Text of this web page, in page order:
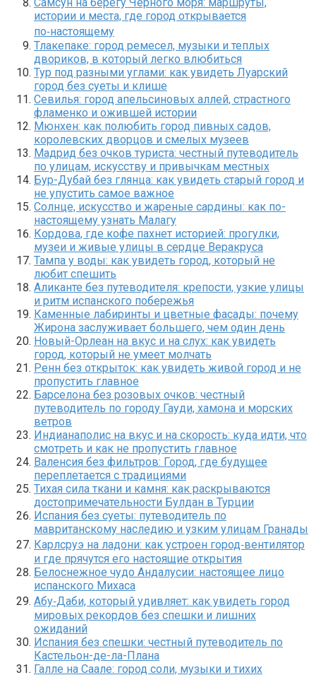
истории и места, где город открывается
по‑настоящему
Тлакепаке: город ремесел, музыки и теплых
двориков, в который легко влюбиться
Тур под разными углами: как увидеть Луарский
город без суеты и клише
Севилья: город апельсиновых аллей, страстного
фламенко и ожившей истории
Мюнхен: как полюбить город пивных садов,
королевских дворцов и смелых музеев
Мадрид без очков туриста: честный путеводитель
по улицам, искусству и привычкам местных
Бур-Дубай без глянца: как увидеть старый город и
не упустить самое важное
Солнце, искусство и жареные сардины: как по-
настоящему узнать Малагу
Кордова, где кофе пахнет историей: прогулки,
музеи и живые улицы в сердце Веракруса
Тампа у воды: как увидеть город, который не
любит спешить
Аликанте без путеводителя: крепости, узкие улицы
и ритм испанского побережья
Каменные лабиринты и цветные фасады: почему
Жирона заслуживает большего, чем один день
Новый-Орлеан на вкус и на слух: как увидеть
город, который не умеет молчать
Ренн без открыток: как увидеть живой город и не
пропустить главное
Барселона без розовых очков: честный
путеводитель по городу Гауди, хамона и морских
ветров
Индианаполис на вкус и на скорость: куда идти, что
смотреть и как не пропустить главное
Валенсия без фильтров: Город, где будущее
переплетается с традициями
Тихая сила ткани и камня: как раскрываются
достопримечательности Булдан в Турции
Испания без суеты: путеводитель по
мавританскому наследию и узким улицам Гранады
Карлсруэ на ладони: как устроен город‑вентилятор
и где прячутся его настоящие открытия
Белоснежное чудо Андалусии: настоящее лицо
испанского Михаса
Абу‑Даби, который удивляет: как увидеть город
мировых рекордов без спешки и лишних
ожиданий
Испания без спешки: честный путеводитель по
Кастельон-де-ла-Плана
Галле на Саале: город соли, музыки и тихих